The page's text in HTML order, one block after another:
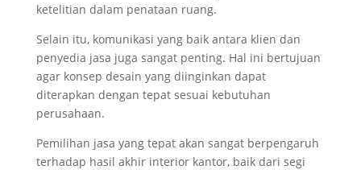
ketelitian dalam penataan ruang.
Selain itu, komunikasi yang baik antara klien dan
penyedia jasa juga sangat penting. Hal ini bertujuan
agar konsep desain yang diinginkan dapat
diterapkan dengan tepat sesuai kebutuhan
perusahaan.
Pemilihan jasa yang tepat akan sangat berpengaruh
terhadap hasil akhir interior kantor, baik dari segi